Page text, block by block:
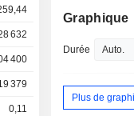
632
400
379
0,11
Graphique
Durée
Plus de